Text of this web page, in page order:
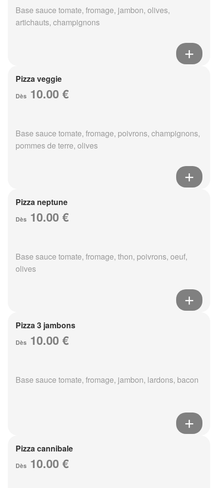
Base sauce tomate, fromage, jambon, olives,
artichauts, champignons
Pizza veggie
Dès 10.00 €
Base sauce tomate, fromage, poivrons, champignons,
pommes de terre, olives
Pizza neptune
Dès 10.00 €
Base sauce tomate, fromage, thon, poivrons, oeuf,
olives
Pizza 3 jambons
Dès 10.00 €
Base sauce tomate, fromage, jambon, lardons, bacon
Pizza cannibale
Dès 10.00 €